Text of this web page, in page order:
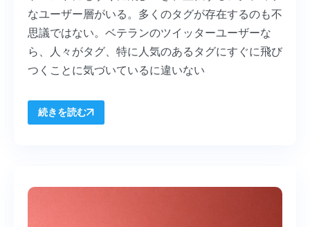
なユーザー層がいる。多くのタグが存在するのも不
思議ではない。ベテランのツイッターユーザーな
ら、人々がタグ、特に人気のあるタグにすぐに飛び
つくことに気づいているに違いない
続きを読む